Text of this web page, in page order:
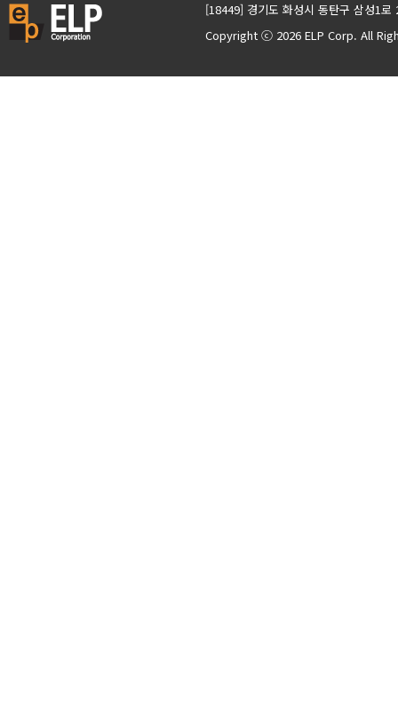
[18449] 경기도 화성시 동탄구 삼성1
Copyright ⓒ 2026 ELP Corp. All